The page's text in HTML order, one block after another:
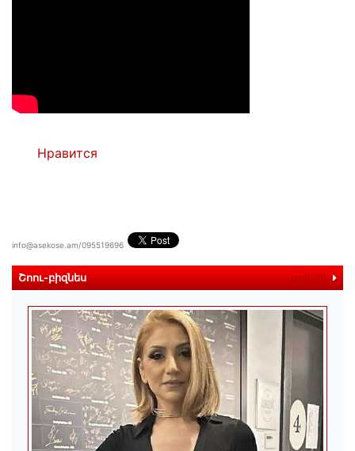
Нравится
info@asekose.am/095519696
Շոու-բիզնես ավելին